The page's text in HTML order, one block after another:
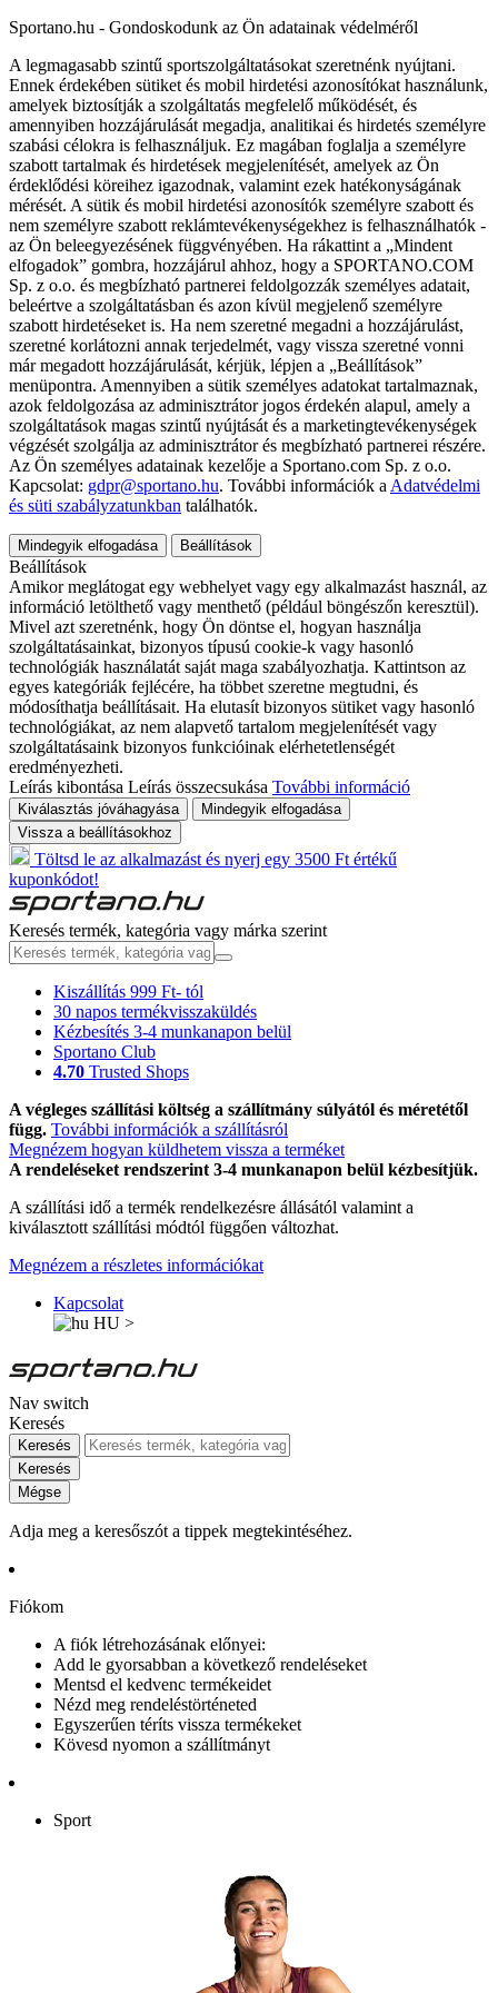
Sportano.hu - Gondoskodunk az Ön adatainak védelméről
A legmagasabb szintű sportszolgáltatásokat szeretnénk nyújtani.
Ennek érdekében sütiket és mobil hirdetési azonosítókat használunk,
amelyek biztosítják a szolgáltatás megfelelő működését, és
amennyiben hozzájárulását megadja, analitikai és hirdetés személyre
szabási célokra is felhasználjuk. Ez magában foglalja a személyre
szabott tartalmak és hirdetések megjelenítését, amelyek az Ön
érdeklődési köreihez igazodnak, valamint ezek hatékonyságának
mérését. A sütik és mobil hirdetési azonosítók személyre szabott és
nem személyre szabott reklámtevékenységekhez is felhasználhatók -
az Ön beleegyezésének függvényében. Ha rákattint a „Mindent
elfogadok” gombra, hozzájárul ahhoz, hogy a SPORTANO.COM
Sp. z o.o. és megbízható partnerei feldolgozzák személyes adatait,
beleértve a szolgáltatásban és azon kívül megjelenő személyre
szabott hirdetéseket is. Ha nem szeretné megadni a hozzájárulást,
szeretné korlátozni annak terjedelmét, vagy vissza szeretné vonni
már megadott hozzájárulását, kérjük, lépjen a „Beállítások”
menüpontra. Amennyiben a sütik személyes adatokat tartalmaznak,
azok feldolgozása az adminisztrátor jogos érdekén alapul, amely a
szolgáltatások magas szintű nyújtását és a marketingtevékenységek
végzését szolgálja az adminisztrátor és megbízható partnerei részére.
Az Ön személyes adatainak kezelője a Sportano.com Sp. z o.o.
Kapcsolat: gdpr@sportano.hu. További információk a Adatvédelmi
és süti szabályzatunkban találhatók.
Mindegyik elfogadása Beállítások
Beállítások
Amikor meglátogat egy webhelyet vagy egy alkalmazást használ, az
információ letölthető vagy menthető (például böngészőn keresztül).
Mivel azt szeretnénk, hogy Ön döntse el, hogyan használja
szolgáltatásainkat, bizonyos típusú cookie-k vagy hasonló
technológiák használatát saját maga szabályozhatja. Kattintson az
egyes kategóriák fejlécére, ha többet szeretne megtudni, és
módosíthatja beállításait. Ha elutasít bizonyos sütiket vagy hasonló
technológiákat, az nem alapvető tartalom megjelenítését vagy
szolgáltatásaink bizonyos funkcióinak elérhetetlenségét
eredményezheti.
Leírás kibontása Leírás összecsukása További információ
Kiválasztás jóváhagyása
Mindegyik elfogadása
Vissza a beállításokhoz
Töltsd le az alkalmazást és nyerj egy 3500 Ft értékű
kuponkódot!
Keresés termék, kategória vagy márka szerint
Kiszállítás 999 Ft- tól
30 napos termékvisszaküldés
Kézbesítés 3-4 munkanapon belül
Sportano Club
4.70 Trusted Shops
A végleges szállítási költség a szállítmány súlyától és méretétől
függ. További információk a szállításról
Megnézem hogyan küldhetem vissza a terméket
A rendeléseket rendszerint 3-4 munkanapon belül kézbesítjük.
A szállítási idő a termék rendelkezésre állásától valamint a
kiválasztott szállítási módtól függően változhat.
Megnézem a részletes információkat
Kapcsolat
HU >
Nav switch
Keresés
Keresés
Keresés
Mégse
Adja meg a keresőszót a tippek megtekintéséhez.
Fiókom
A fiók létrehozásának előnyei:
Add le gyorsabban a következő rendeléseket
Mentsd el kedvenc termékeidet
Nézd meg rendeléstörténeted
Egyszerűen téríts vissza termékeket
Kövesd nyomon a szállítmányt
Sport